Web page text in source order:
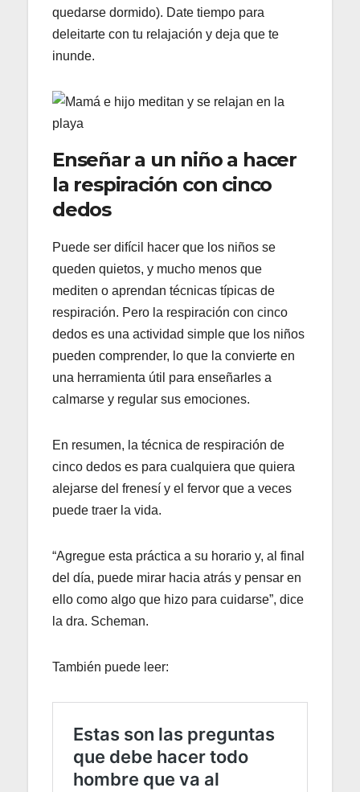
quedarse dormido). Date tiempo para
deleitarte con tu relajación y deja que te
inunde.
Enseñar a un niño a hacer
la respiración con cinco
dedos
Puede ser difícil hacer que los niños se
queden quietos, y mucho menos que
mediten o aprendan técnicas típicas de
respiración. Pero la respiración con cinco
dedos es una actividad simple que los niños
pueden comprender, lo que la convierte en
una herramienta útil para enseñarles a
calmarse y regular sus emociones.
En resumen, la técnica de respiración de
cinco dedos es para cualquiera que quiera
alejarse del frenesí y el fervor que a veces
puede traer la vida.
“Agregue esta práctica a su horario y, al final
del día, puede mirar hacia atrás y pensar en
ello como algo que hizo para cuidarse”, dice
la dra. Scheman.
También puede leer: